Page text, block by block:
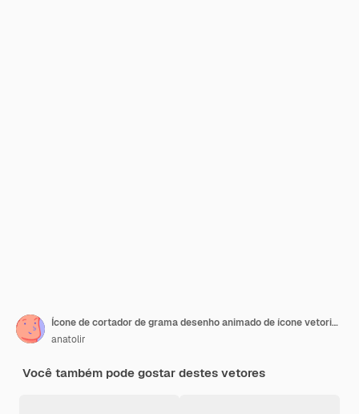
Ícone de cortador de grama desenho animado de ícone vetorial de cortador de grama para web design isolado em fundo branco
anatolir
Você também pode gostar destes vetores